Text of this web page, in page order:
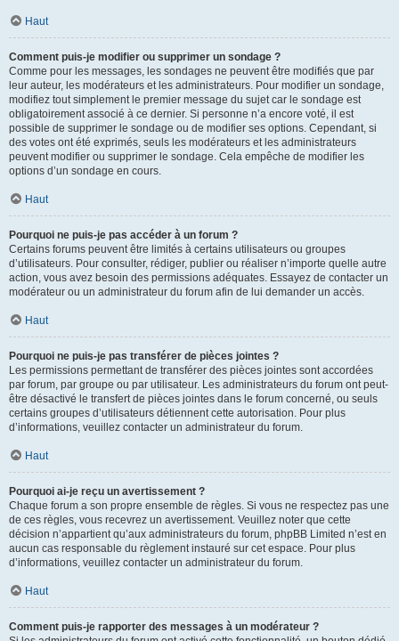
Haut
Comment puis-je modifier ou supprimer un sondage ?
Comme pour les messages, les sondages ne peuvent être modifiés que par
leur auteur, les modérateurs et les administrateurs. Pour modifier un sondage,
modifiez tout simplement le premier message du sujet car le sondage est
obligatoirement associé à ce dernier. Si personne n’a encore voté, il est
possible de supprimer le sondage ou de modifier ses options. Cependant, si
des votes ont été exprimés, seuls les modérateurs et les administrateurs
peuvent modifier ou supprimer le sondage. Cela empêche de modifier les
options d’un sondage en cours.
Haut
Pourquoi ne puis-je pas accéder à un forum ?
Certains forums peuvent être limités à certains utilisateurs ou groupes
d’utilisateurs. Pour consulter, rédiger, publier ou réaliser n’importe quelle autre
action, vous avez besoin des permissions adéquates. Essayez de contacter un
modérateur ou un administrateur du forum afin de lui demander un accès.
Haut
Pourquoi ne puis-je pas transférer de pièces jointes ?
Les permissions permettant de transférer des pièces jointes sont accordées
par forum, par groupe ou par utilisateur. Les administrateurs du forum ont peut-
être désactivé le transfert de pièces jointes dans le forum concerné, ou seuls
certains groupes d’utilisateurs détiennent cette autorisation. Pour plus
d’informations, veuillez contacter un administrateur du forum.
Haut
Pourquoi ai-je reçu un avertissement ?
Chaque forum a son propre ensemble de règles. Si vous ne respectez pas une
de ces règles, vous recevrez un avertissement. Veuillez noter que cette
décision n’appartient qu’aux administrateurs du forum, phpBB Limited n’est en
aucun cas responsable du règlement instauré sur cet espace. Pour plus
d’informations, veuillez contacter un administrateur du forum.
Haut
Comment puis-je rapporter des messages à un modérateur ?